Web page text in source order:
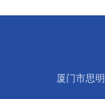
厦门市思